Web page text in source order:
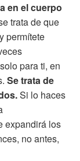
en el cuerpo
trata de que
permítete
para ti, en
Se trata de
Si lo haces
expandirá los
no antes,